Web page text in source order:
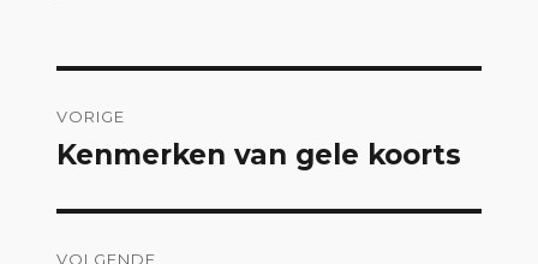
navigatie
VORIGE
Vorig
Kenmerken van gele koorts
VOLGENDE